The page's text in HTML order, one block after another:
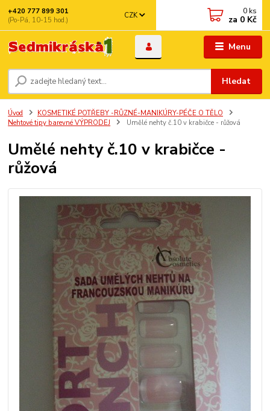
Menu
CZK
Hledat
+420 777 899 301
(Po-Pá, 10-15 hod.)
0 ks
za 0 Kč
Úvod
KOSMETIKÉ POTŘEBY -RŮZNÉ-MANIKÚRY-PÉČE O TĚLO
Nehtové tipy barevné VÝPRODEJ
Umělé nehty č.10 v krabičce - růžová
Umělé nehty č.10 v krabičce -
růžová